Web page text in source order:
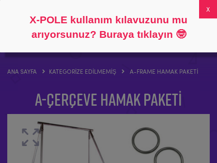
0
ANA SAYFA KATEGORIZE EDILMEMIŞ A-FRAME HAMAK PAKETI
A-Çerçeve Hamak Paketi
X-POLE kullanım kılavuzunu mu
arıyorsunuz? Buraya tıklayın 🤓